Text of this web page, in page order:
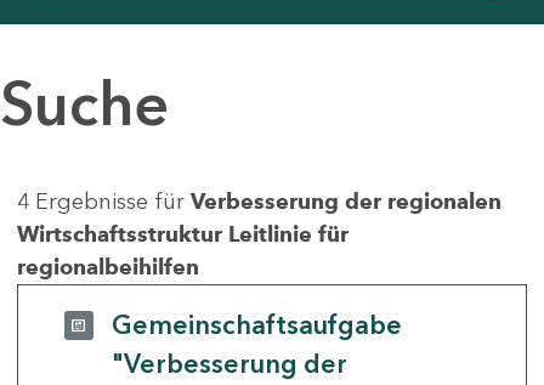
Suche
4 Ergebnisse für Verbesserung der regionalen
Wirtschaftsstruktur Leitlinie für
regionalbeihilfen
Gemeinschaftsaufgabe
"Verbesserung der